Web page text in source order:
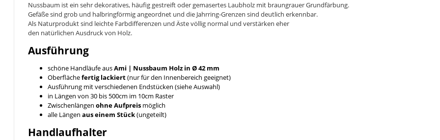
Nussbaum ist ein sehr dekoratives, häufig gestreift oder gemasertes Laubholz mit braungrauer Grundfärbung.
Gefäße sind grob und halbringförmig angeordnet und die Jahrring-Grenzen sind deutlich erkennbar.
Als Naturprodukt sind leichte Farbdifferenzen und Äste völlig normal und verstärken eher
den natürlichen Ausdruck von Holz.
Ausführung
schöne Handläufe ausAmi | Nussbaum Holz in Ø 42 mm
Oberflächefertig lackiert(nur für den Innenbereich geeignet)
Ausführung mit verschiedenen Endstücken (siehe Auswahl)
in Längen von 30 bis 500cm im 10cm Raster
Zwischenlängen ohne Aufpreis möglich
alle Längen aus einem Stück(ungeteilt)
Handlaufhalter